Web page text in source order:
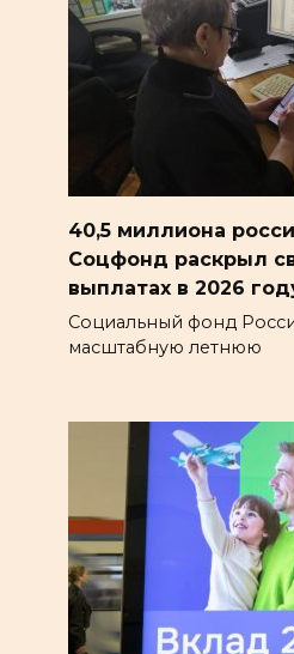
40,5 миллиона
Соцфонд раскрыл
выплатах в 2026
Социальный фонд
масштабную летнюю